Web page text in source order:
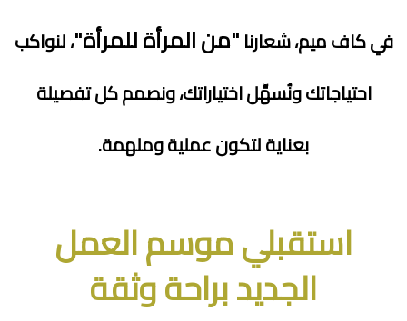
في كاف ميم، شعارنا"من المرأة للمرأة"، لنواكب
احتياجاتك ونُسهِّل اختياراتك، ونصمم كل تفصيلة
بعناية لتكون عملية وملهمة.
استقبلي موسم العمل
الجديد براحة وثقة